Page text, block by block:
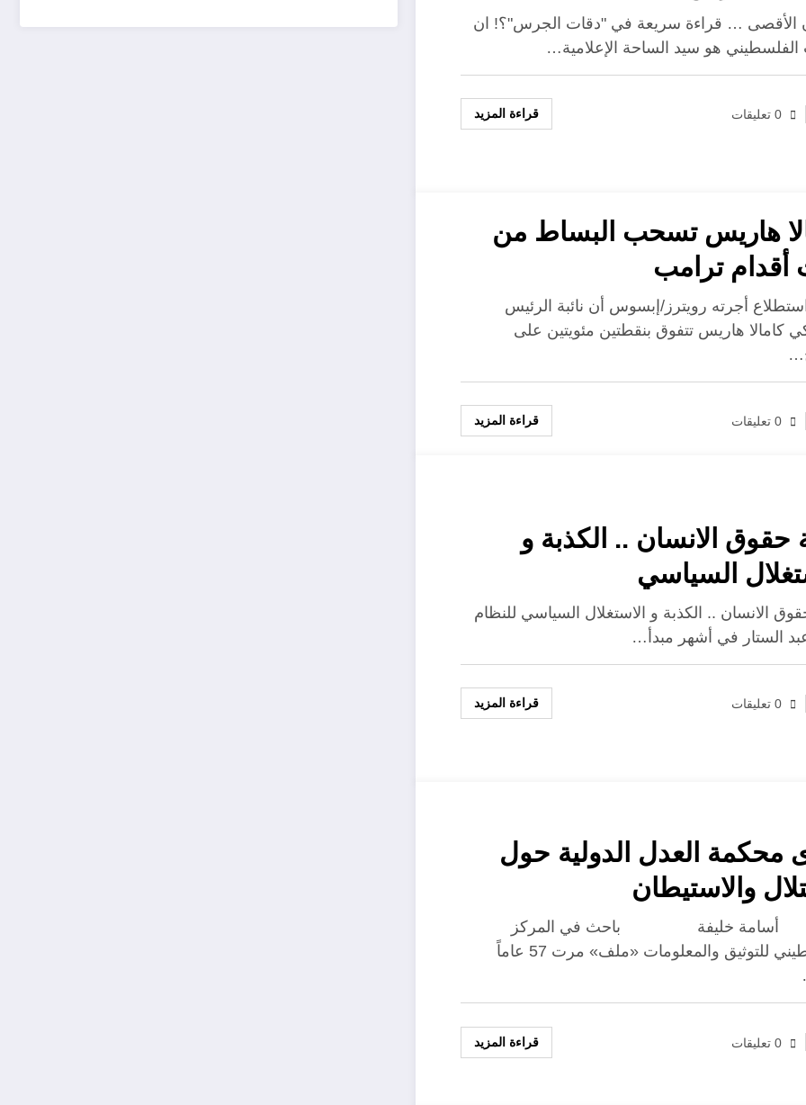
الأقصى … قراءة سريعة في "دقات الجرس"؟! ان
الفلسطيني هو سيد الساحة الإعلامية…
0 تعليقات قراءة المزيد
هاريس تسحب البساط من
أقدام ترامب
أجرته رويترز/إبسوس أن نائبة الرئيس
كامالا هاريس تتفوق بنقطتين مئويتين على
0 تعليقات قراءة المزيد
كذبة حقوق الانسان .. الكذبة و
السياسي
الانسان .. الكذبة و الاستغلال السياسي للنظام
الستار في أشهر مبدأ…
0 تعليقات قراءة المزيد
محكمة العدل الدولية حول
والاستيطان
خليفة باحث في المركز
الفلسطيني للتوثيق والمعلومات «ملف» مرت 57 عاماً
0 تعليقات قراءة المزيد